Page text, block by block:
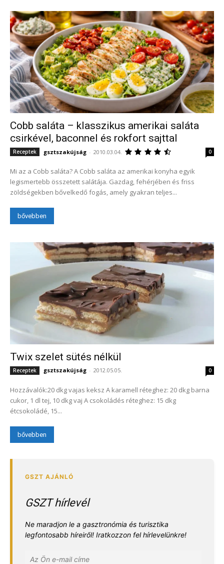
Cobb saláta – klasszikus amerikai saláta
csirkével, baconnel és rokfort sajttal
Receptek gsztszakújság - 2010.03.04. 0
Mi az a Cobb saláta? A Cobb saláta az amerikai konyha egyik
legismertebb összetett salátája. Gazdag, fehérjében és friss
zöldségekben bővelkedő fogás, amely gyakran teljes...
bővebben
Twix szelet sütés nélkül
Receptek gsztszakújság - 2012.05.05. 0
Hozzávalók:20 dkg vajas keksz A karamell réteghez: 20 dkg barna
cukor, 1 dl tej, 10 dkg vaj A csokoládés réteghez: 15 dkg
étcsokoládé, 15...
bővebben
GSZT hírlevél
Ne maradjon le a gasztronómia és turisztika
legfontosabb híreiről! Iratkozzon fel hírlevelünkre!